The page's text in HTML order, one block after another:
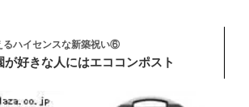
るハイセンスな新築祝い⑥
が好きな人にはエココンポスト